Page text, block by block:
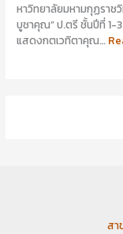
หาวิทยาลัยมหามกุฏราช
บูชาคุณ” ป.ตรี ชั้นปีที่ 1-
แสดงกตเวทิตาคุณ…
สา